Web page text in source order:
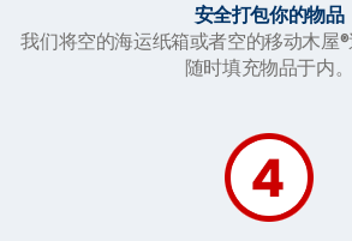
安全打包你的物品
我们将空的海运纸箱或者空的移动木屋
随时填充物品于内。